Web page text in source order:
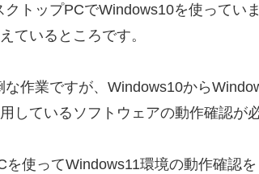
トップPCでWindows10を使ってい
ているところです。
作業ですが、Windows10から
しているソフトウェアの動作確認が必
使ってWindows11環境の動作確認を